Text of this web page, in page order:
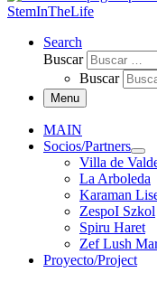
StemInTheLife
Search
Buscar
Buscar
Menu
MAIN
Socios/Partners
Villa de
La Arboleda
Karaman
ZespoI Szkol
Spiru Haret
Zef Lush
Proyecto/Project